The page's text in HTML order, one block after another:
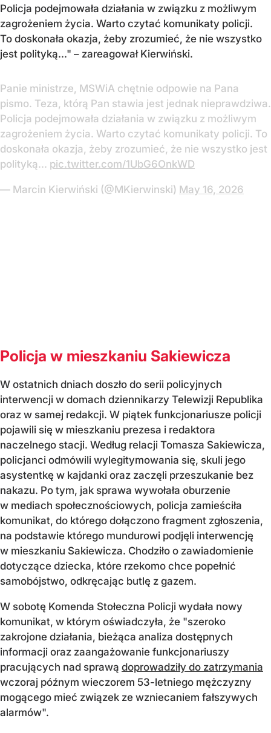
Policja podejmowała działania w związku z możliwym
zagrożeniem życia. Warto czytać komunikaty policji.
To doskonała okazja, żeby zrozumieć, że nie wszystko
jest polityką..." – zareagował Kierwiński.
Panie ministrze, MSWiA chętnie odpowie na Pana
pismo. Teza, którą Pan stawia jest jednak nieprawdziwa.
Policja podejmowała działania w związku z możliwym
zagrożeniem życia. Warto czytać komunikaty policji. To
doskonała okazja, żeby zrozumieć, że nie wszystko jest
polityką... pic.twitter.com/1UbG6OnkWD
— Marcin Kierwiński (@MKierwinski) May 16, 2026
Policja w mieszkaniu Sakiewicza
W ostatnich dniach doszło do serii policyjnych
interwencji w domach dziennikarzy Telewizji Republika
oraz w samej redakcji. W piątek funkcjonariusze policji
pojawili się w mieszkaniu prezesa i redaktora
naczelnego stacji. Według relacji Tomasza Sakiewicza,
policjanci odmówili wylegitymowania się, skuli jego
asystentkę w kajdanki oraz zaczęli przeszukanie bez
nakazu. Po tym, jak sprawa wywołała oburzenie
w mediach społecznościowych, policja zamieściła
komunikat, do którego dołączono fragment zgłoszenia,
na podstawie którego mundurowi podjęli interwencję
w mieszkaniu Sakiewicza. Chodziło o zawiadomienie
dotyczące dziecka, które rzekomo chce popełnić
samobójstwo, odkręcając butlę z gazem.
W sobotę Komenda Stołeczna Policji wydała nowy
komunikat, w którym oświadczyła, że "szeroko
zakrojone działania, bieżąca analiza dostępnych
informacji oraz zaangażowanie funkcjonariuszy
pracujących nad sprawą doprowadziły do zatrzymania
wczoraj późnym wieczorem 53-letniego mężczyzny
mogącego mieć związek ze wzniecaniem fałszywych
alarmów".